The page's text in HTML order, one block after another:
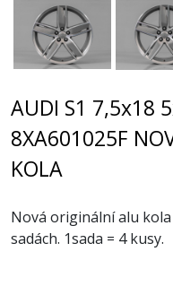
AUDI S1 7,5x18
8XA601025F
KOLA
Nová originální alu kola
sadách. 1sada = 4 kusy.